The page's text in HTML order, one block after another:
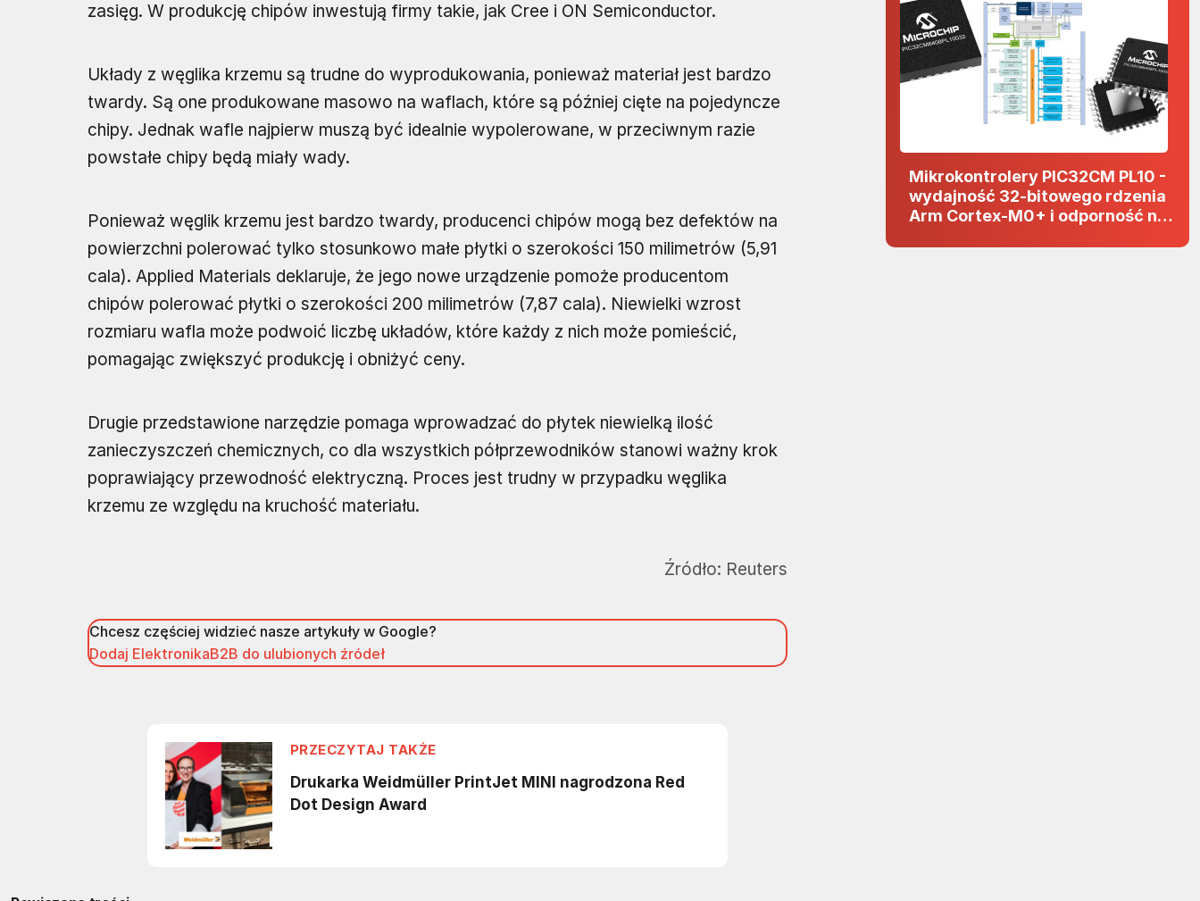
zasięg. W produkcję chipów inwestują firmy takie, jak Cree i ON Semiconductor.
Układy z węglika krzemu są trudne do wyprodukowania, ponieważ materiał jest bardzo
twardy. Są one produkowane masowo na waflach, które są później cięte na pojedyncze
chipy. Jednak wafle najpierw muszą być idealnie wypolerowane, w przeciwnym razie
powstałe chipy będą miały wady.
Ponieważ węglik krzemu jest bardzo twardy, producenci chipów mogą bez defektów na
powierzchni polerować tylko stosunkowo małe płytki o szerokości 150 milimetrów (5,91
cala). Applied Materials deklaruje, że jego nowe urządzenie pomoże producentom
chipów polerować płytki o szerokości 200 milimetrów (7,87 cala). Niewielki wzrost
rozmiaru wafla może podwoić liczbę układów, które każdy z nich może pomieścić,
pomagając zwiększyć produkcję i obniżyć ceny.
Drugie przedstawione narzędzie pomaga wprowadzać do płytek niewielką ilość
zanieczyszczeń chemicznych, co dla wszystkich półprzewodników stanowi ważny krok
poprawiający przewodność elektryczną. Proces jest trudny w przypadku węglika
krzemu ze względu na kruchość materiału.
Źródło: Reuters
Chcesz częściej widzieć nasze artykuły w Google?
Dodaj ElektronikaB2B do ulubionych źródeł
Mikrokontrolery PIC32CM PL10 -
wydajność 32-bitowego rdzenia
Arm Cortex-M0+ i odporność na